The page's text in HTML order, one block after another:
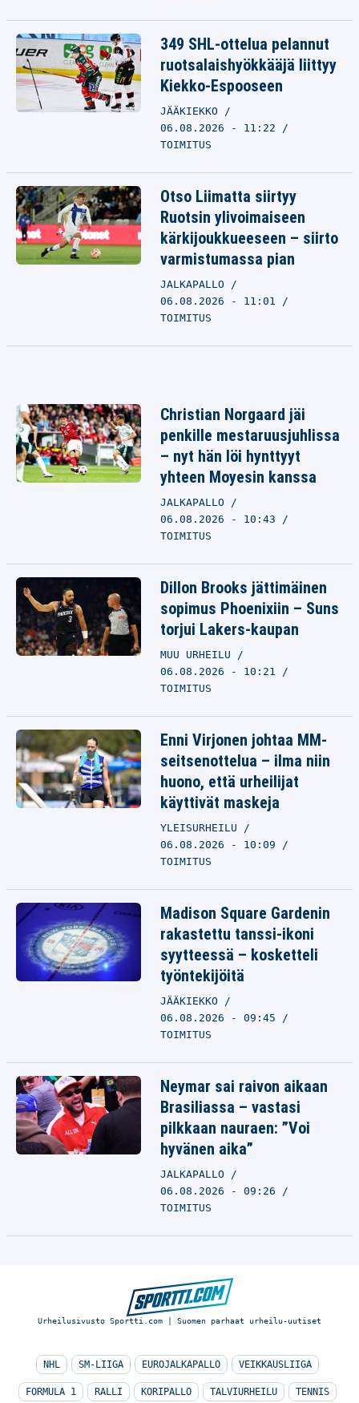
349 SHL-ottelua pelannut
ruotsalaishyökkääjä liittyy
Kiekko-Espooseen
JÄÄKIEKKO
06.08.2026 - 11:22
TOIMITUS
Otso Liimatta siirtyy
Ruotsin ylivoimaiseen
kärkijoukkueeseen – siirto
varmistumassa pian
JALKAPALLO
06.08.2026 - 11:01
TOIMITUS
Christian Norgaard jäi
penkille mestaruusjuhlissa
– nyt hän löi hynttyyt
yhteen Moyesin kanssa
JALKAPALLO
06.08.2026 - 10:43
TOIMITUS
Dillon Brooks jättimäinen
sopimus Phoenixiin – Suns
torjui Lakers-kaupan
MUU URHEILU
06.08.2026 - 10:21
TOIMITUS
Enni Virjonen johtaa MM-
seitsenottelua – ilma niin
huono, että urheilijat
käyttivät maskeja
YLEISURHEILU
06.08.2026 - 10:09
TOIMITUS
Madison Square Gardenin
rakastettu tanssi-ikoni
syytteessä – kosketteli
työntekijöitä
JÄÄKIEKKO
06.08.2026 - 09:45
TOIMITUS
Neymar sai raivon aikaan
Brasiliassa – vastasi
pilkkaan nauraen: ”Voi
hyvänen aika”
JALKAPALLO
06.08.2026 - 09:26
TOIMITUS
Urheilusivusto Sportti.com | Suomen parhaat urheilu-uutiset
NHL SM-LIIGA EUROJALKAPALLO VEIKKAUSLIIGA
FORMULA 1 RALLI KORIPALLO TALVIURHEILU TENNIS